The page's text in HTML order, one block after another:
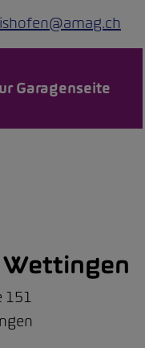
Garagenseite
Wettingen
151